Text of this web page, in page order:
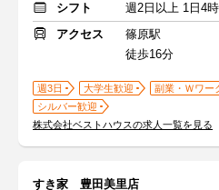
シフト
週2日以上 1日4
アクセス
篠原駅
徒歩16分
週3日 大学生歓迎 副業・Ｗワー
シルバー歓迎
株式会社ベストハウスの求人一覧を見る
すき家 豊田美里店